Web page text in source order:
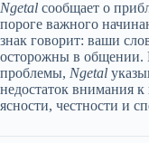
Ngetal сообщает о
пороге важного
знак говорит: ваши
осторожны в общении.
проблемы, Ngetal
недостаток внимания
ясности, честности и